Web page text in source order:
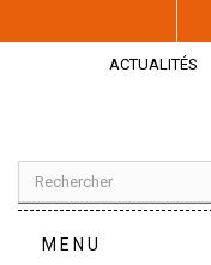
ACTUALITÉS
MENU